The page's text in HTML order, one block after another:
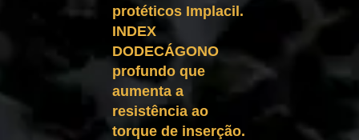
protéticos Implacil.
INDEX
DODECÁGONO
profundo que
aumenta a
resistência ao
torque de inserção.